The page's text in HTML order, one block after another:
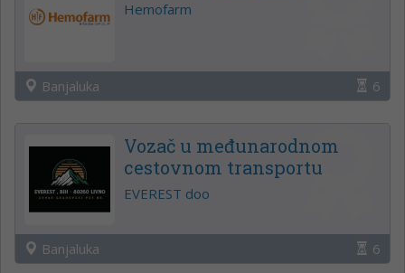
Hemofarm
Banjaluka 6
Vozač u međunarodnom
cestovnom transportu
EVEREST doo
Banjaluka 6